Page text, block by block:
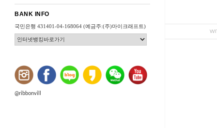
BANK INFO
국민은행 431401-04-168064 (예금주:(주)마이크래프트)
@ribbonvill